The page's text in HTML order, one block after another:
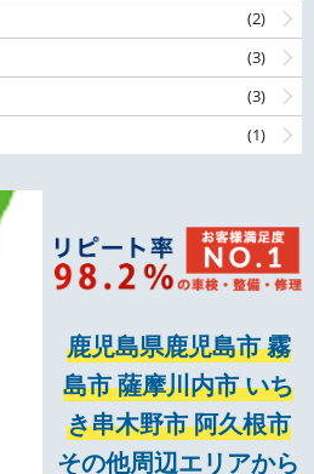
(2)
(3)
(3)
(1)
鹿児島県鹿児島市 霧
島市 薩摩川内市 いち
き串木野市 阿久根市
その他周辺エリアから